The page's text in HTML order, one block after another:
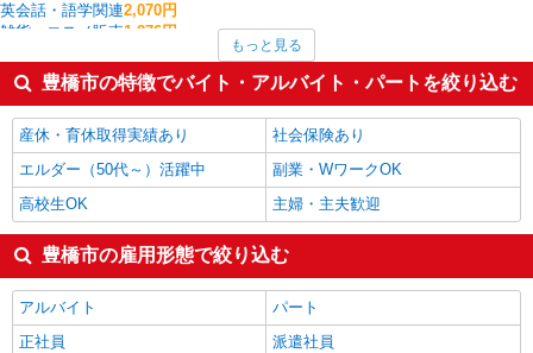
英会話・語学関連2,070円
雑貨・コスメ販売1,876円
1,700円
看護師・保健師・看護助手・助産師
1,620円
インストラクター1,520円
WEBデザイナー・コーダー・WEBオペレーター1,500円
豊橋市の他の職種の平均時給を見る
もっと見る
豊橋市の特徴でバイト・アルバイト・パートを絞り込む
産休・育休取得実績あり
社会保険あり
エルダー（50代～）活躍中
副業・WワークOK
高校生OK
主婦・主夫歓迎
豊橋市の雇用形態で絞り込む
アルバイト
パート
正社員
派遣社員